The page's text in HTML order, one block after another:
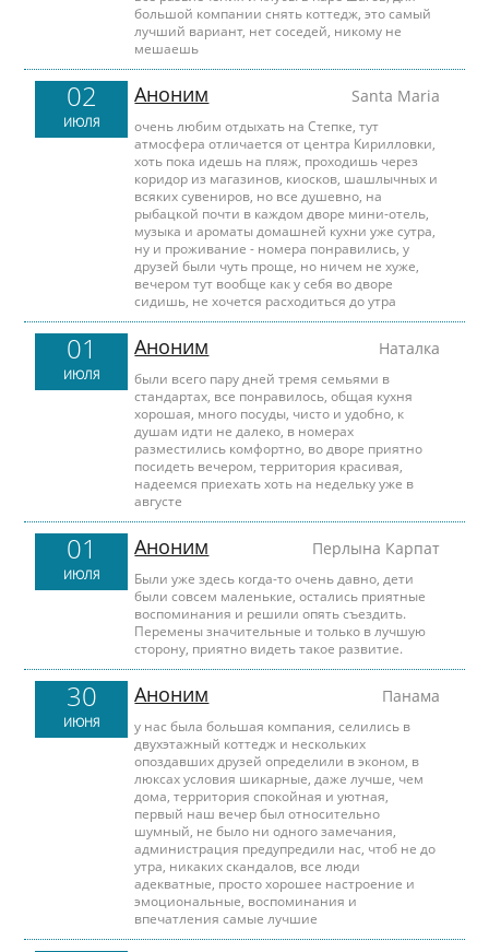
большой компании снять коттедж, это самый
лучший вариант, нет соседей, никому не
мешаешь
02
ИЮЛЯ
Аноним Santa Maria
очень любим отдыхать на Степке, тут
атмосфера отличается от центра Кирилловки,
хоть пока идешь на пляж, проходишь через
коридор из магазинов, киосков, шашлычных и
всяких сувениров, но все душевно, на
рыбацкой почти в каждом дворе мини-отель,
музыка и ароматы домашней кухни уже сутра,
ну и проживание - номера понравились, у
друзей были чуть проще, но ничем не хуже,
вечером тут вообще как у себя во дворе
сидишь, не хочется расходиться до утра
01
ИЮЛЯ
Аноним Наталка
были всего пару дней тремя семьями в
стандартах, все понравилось, общая кухня
хорошая, много посуды, чисто и удобно, к
душам идти не далеко, в номерах
разместились комфортно, во дворе приятно
посидеть вечером, территория красивая,
надеемся приехать хоть на недельку уже в
августе
01
ИЮЛЯ
Аноним Перлына Карпат
Были уже здесь когда-то очень давно, дети
были совсем маленькие, остались приятные
воспоминания и решили опять съездить.
Перемены значительные и только в лучшую
сторону, приятно видеть такое развитие.
30
ИЮНЯ
Аноним Панама
у нас была большая компания, селились в
двухэтажный коттедж и нескольких
опоздавших друзей определили в эконом, в
люксах условия шикарные, даже лучше, чем
дома, территория спокойная и уютная,
первый наш вечер был относительно
шумный, не было ни одного замечания,
администрация предупредили нас, чтоб не до
утра, никаких скандалов, все люди
адекватные, просто хорошее настроение и
эмоциональные, воспоминания и
впечатления самые лучшие